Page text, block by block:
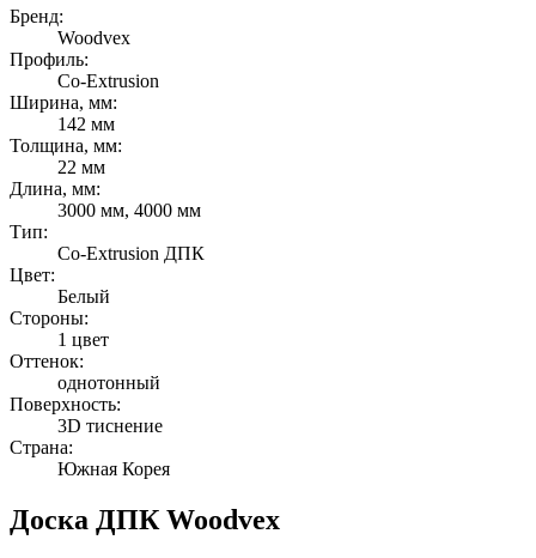
Бренд:
Woodvex
Профиль:
Co-Extrusion
Ширина, мм:
142 мм
Толщина, мм:
22 мм
Длина, мм:
3000 мм, 4000 мм
Тип:
Co-Extrusion ДПК
Цвет:
Белый
Стороны:
1 цвет
Оттенок:
однотонный
Поверхность:
3D тиснение
Страна:
Южная Корея
Доска ДПК Woodvex